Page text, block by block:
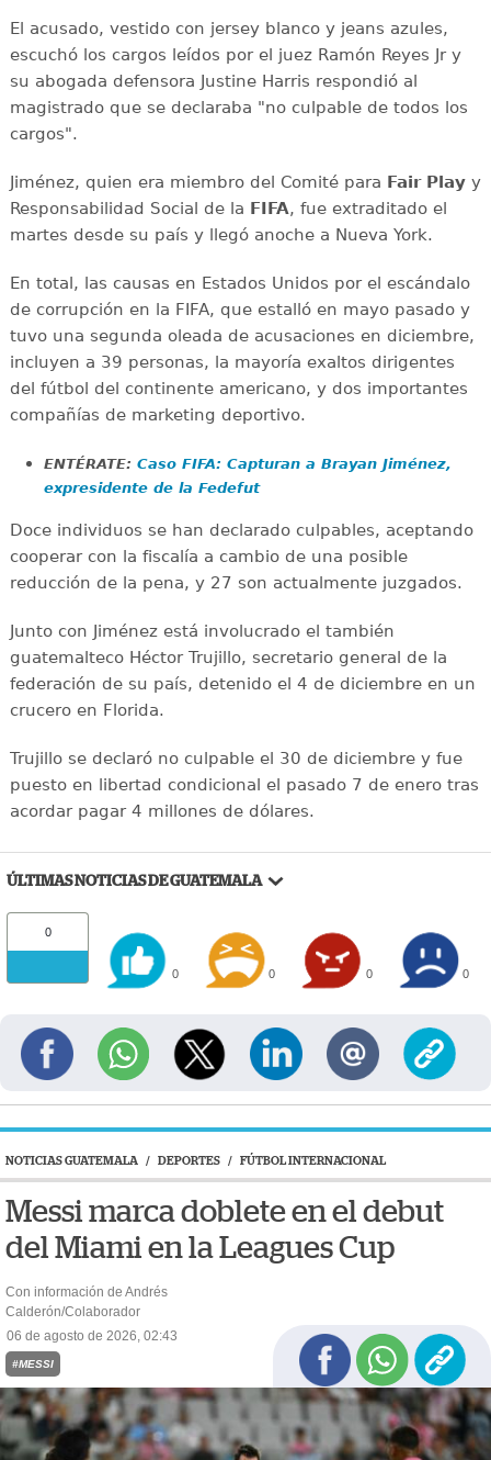
El acusado, vestido con jersey blanco y jeans azules,
escuchó los cargos leídos por el juez Ramón Reyes Jr y
su abogada defensora Justine Harris respondió al
magistrado que se declaraba "no culpable de todos los
cargos".
Jiménez, quien era miembro del Comité para Fair Playy
Responsabilidad Social de la FIFA, fue extraditado el
martes desde su país y llegó anoche a Nueva York.
En total, las causas en Estados Unidos por el escándalo
de corrupción en la FIFA, que estalló en mayo pasado y
tuvo una segunda oleada de acusaciones en diciembre,
incluyen a 39 personas, la mayoría exaltos dirigentes
del fútbol del continente americano, y dos importantes
compañías de marketing deportivo.
ENTÉRATE: Caso FIFA: Capturan a Brayan Jiménez,
expresidente de la Fedefut
Doce individuos se han declarado culpables, aceptando
cooperar con la fiscalía a cambio de una posible
reducción de la pena, y 27 son actualmente juzgados.
Junto con Jiménez está involucrado el también
guatemalteco Héctor Trujillo, secretario general de la
federación de su país, detenido el 4 de diciembre en un
crucero en Florida.
Trujillo se declaró no culpable el 30 de diciembre y fue
puesto en libertad condicional el pasado 7 de enero tras
acordar pagar 4 millones de dólares.
ÚLTIMAS NOTICIAS DE GUATEMALA
0
0 0 0 0
NOTICIAS GUATEMALA / DEPORTES / FÚTBOL INTERNACIONAL
Messi marca doblete en el debut
del Miami en la Leagues Cup
Con información de Andrés
Calderón/Colaborador
06 de agosto de 2026, 02:43
#MESSI